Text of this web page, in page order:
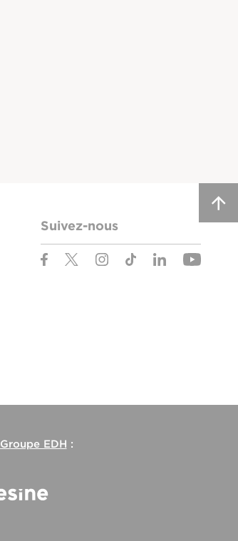
Suivez-nous
Groupe EDH :